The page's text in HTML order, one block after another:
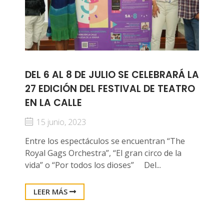
DEL 6 AL 8 DE JULIO SE CELEBRARÁ LA
27 EDICIÓN DEL FESTIVAL DE TEATRO
EN LA CALLE
15 junio, 2023
Entre los espectáculos se encuentran “The
Royal Gags Orchestra”, “El gran circo de la
vida” o “Por todos los dioses” Del...
LEER MÁS